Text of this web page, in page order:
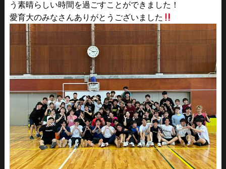
う素晴らしい時間を過ごすことができました！
愛育大のみなさんありがとうございました